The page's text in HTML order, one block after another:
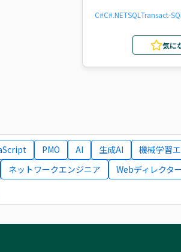
C#C#.NETSQL Transact-SQL
気に
PMO AI 生成AI
機械学習
ネットワークエンジニア Webディレクタ